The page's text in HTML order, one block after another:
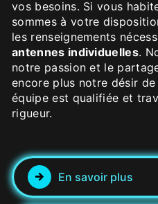
vos besoins. Si vous
sommes à votre
les renseignements
antennes individuelles.
notre passion et le
encore plus notre désir
équipe est qualifiée et
rigueur.
En savoir plus